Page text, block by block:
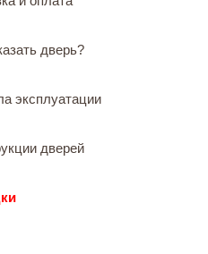
дверь?
эксплуатации
дверей